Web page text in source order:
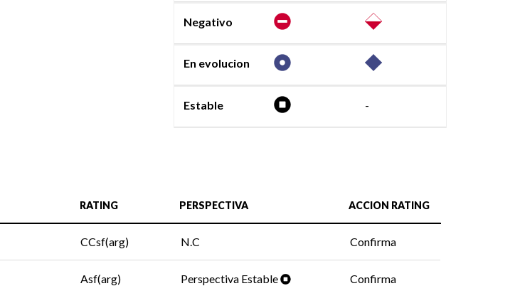
Negativo
En evolucion
Estable -
RATING PERSPECTIVA ACCION RATING
CCsf(arg) N.C Confirma
Asf(arg) Perspectiva Estable Confirma